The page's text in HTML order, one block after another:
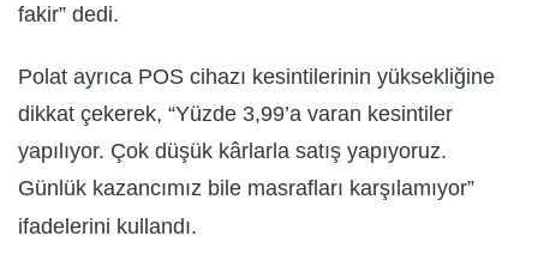
fakir” dedi.
Polat ayrıca POS cihazı kesintilerinin yüksekliğine
dikkat çekerek, “Yüzde 3,99’a varan kesintiler
yapılıyor. Çok düşük kârlarla satış yapıyoruz.
Günlük kazancımız bile masrafları karşılamıyor”
ifadelerini kullandı.